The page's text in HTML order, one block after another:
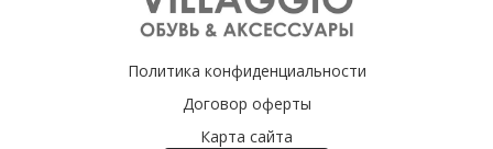
Политика конфиденциальности
Договор оферты
Карта сайта